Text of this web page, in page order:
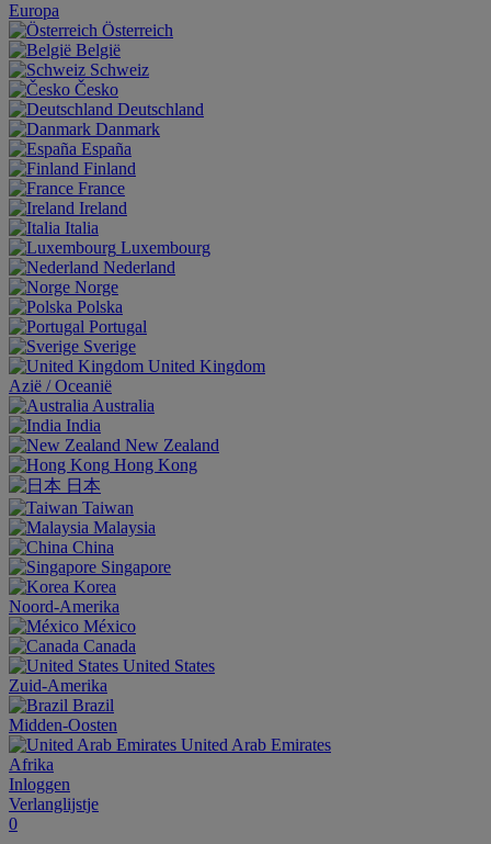
Europa
Österreich
België
Schweiz
Česko
Deutschland
Danmark
España
Finland
France
Ireland
Italia
Luxembourg
Nederland
Norge
Polska
Portugal
Sverige
United Kingdom
Aziё / Oceaniё
Australia
India
New Zealand
Hong Kong
日本
Taiwan
Malaysia
China
Singapore
Korea
Noord-Amerika
México
Canada
United States
Zuid-Amerika
Brazil
Midden-Oosten
United Arab Emirates
Afrika
Inloggen
Verlanglijstje
0